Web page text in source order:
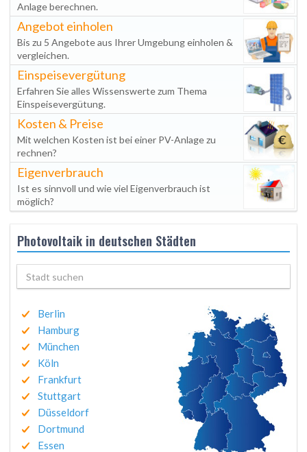
Anlage berechnen.
Angebot einholen
Bis zu 5 Angebote aus Ihrer Umgebung einholen &
vergleichen.
Einspeisevergütung
Erfahren Sie alles Wissenswerte zum Thema
Einspeisevergütung.
Kosten & Preise
Mit welchen Kosten ist bei einer PV-Anlage zu
rechnen?
Eigenverbrauch
Ist es sinnvoll und wie viel Eigenverbrauch ist
möglich?
Photovoltaik in deutschen Städten
Berlin
Hamburg
München
Köln
Frankfurt
Stuttgart
Düsseldorf
Dortmund
Essen